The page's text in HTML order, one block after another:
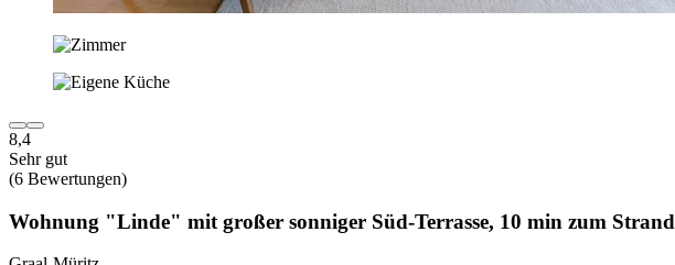
8,4
Sehr gut
(6 Bewertungen)
Wohnung "Linde" mit großer sonniger Süd-Terrasse, 10 min zum Strand